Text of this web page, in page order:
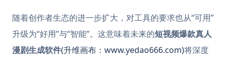
随着创作者生态的进一步扩大，对工具的要求也从“可用”
升级为“好用”与“智能”。这意味着未来的短视频爆款真人
漫剧生成软件(升维画布：www.yedao666.com)将深度